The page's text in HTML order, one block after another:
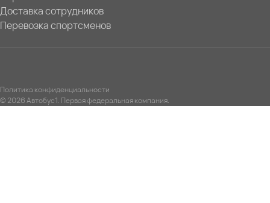
Доставка сотрудников
Перевозка спортсменов
Политика конфиденциальности
© 2026 Автобус1. Первая федеральная компания.